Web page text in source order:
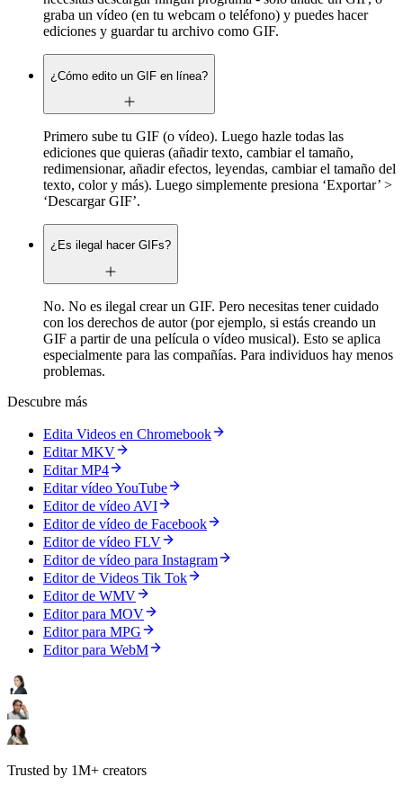
graba un vídeo (en tu webcam o teléfono) y puedes hacer
ediciones y guardar tu archivo como GIF.
¿Cómo edito un GIF en línea?
Primero sube tu GIF (o vídeo). Luego hazle todas las
ediciones que quieras (añadir texto, cambiar el tamaño,
redimensionar, añadir efectos, leyendas, cambiar el tamaño del
texto, color y más). Luego simplemente presiona ‘Exportar’ >
‘Descargar GIF’.
¿Es ilegal hacer GIFs?
No. No es ilegal crear un GIF. Pero necesitas tener cuidado
con los derechos de autor (por ejemplo, si estás creando un
GIF a partir de una película o vídeo musical). Esto se aplica
especialmente para las compañías. Para individuos hay menos
problemas.
Descubre más
Edita Videos en Chromebook
Editar MKV
Editar MP4
Editar vídeo YouTube
Editor de vídeo AVI
Editor de vídeo de Facebook
Editor de vídeo FLV
Editor de vídeo para Instagram
Editor de Videos Tik Tok
Editor de WMV
Editor para MOV
Editor para MPG
Editor para WebM
Trusted by 1M+ creators